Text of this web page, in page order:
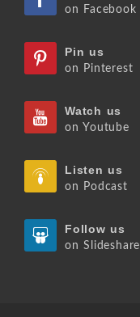
on Facebook
Pin us
on Pinterest
Watch us
on Youtube
Listen us
on Podcast
Follow us
on Slideshare